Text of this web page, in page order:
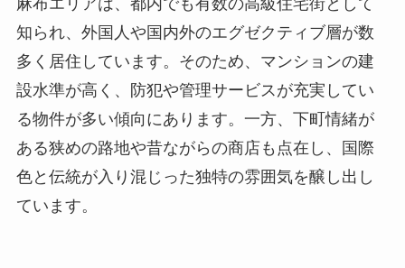
知られ、外国人や国内外のエグゼクティブ層が数
多く居住しています。そのため、マンションの建
設水準が高く、防犯や管理サービスが充実してい
る物件が多い傾向にあります。一方、下町情緒が
ある狭めの路地や昔ながらの商店も点在し、国際
色と伝統が入り混じった独特の雰囲気を醸し出し
ています。